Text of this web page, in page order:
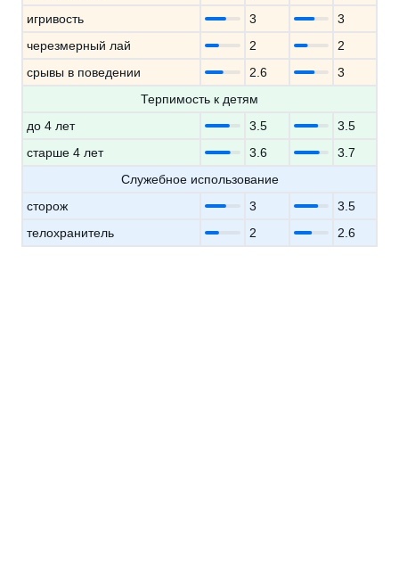
игривость
3
3
черезмерный лай
2
2
срывы в поведении
2.6
3
Терпимость к детям
до 4 лет
3.5
3.5
старше 4 лет
3.6
3.7
Служебное использование
сторож
3
3.5
телохранитель
2 2.6